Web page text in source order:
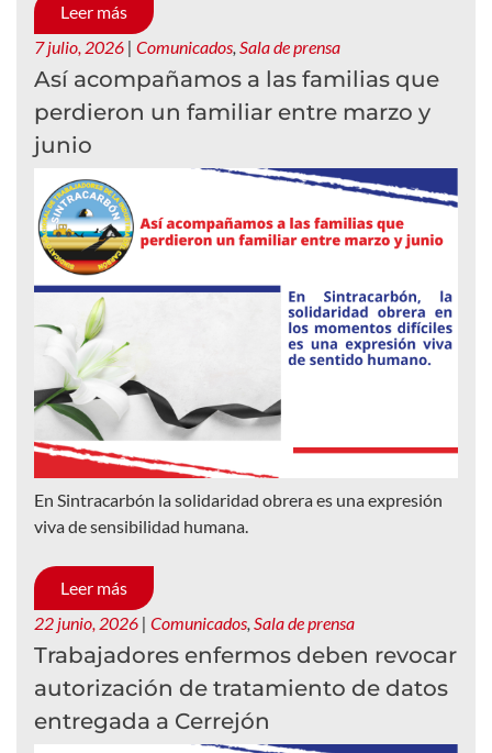
Leer más
7 julio, 2026 | Comunicados, Sala de prensa
Así acompañamos a las familias que
perdieron un familiar entre marzo y
junio
En Sintracarbón la solidaridad obrera es una expresión
viva de sensibilidad humana.
Leer más
22 junio, 2026 | Comunicados, Sala de prensa
Trabajadores enfermos deben revocar
autorización de tratamiento de datos
entregada a Cerrejón